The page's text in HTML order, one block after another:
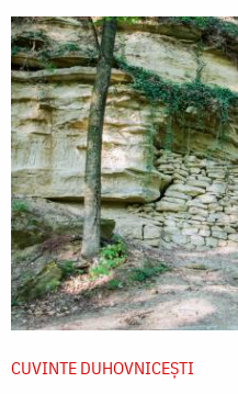
CUVINTE DUHOVNICEȘTI